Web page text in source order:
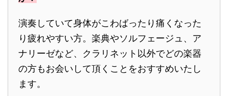
演奏していて身体がこわばったり痛くなった
り疲れやすい方。楽典やソルフェージュ、ア
ナリーゼなど、クラリネット以外でどの楽器
の方もお会いして頂くことをおすすめいたし
ます。